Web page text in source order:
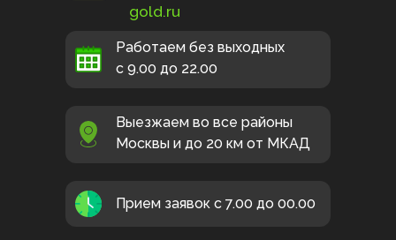
Работаем без выходных
с 9.00 до 22.00
Выезжаем во все районы
Москвы и до 20 км от МКАД
Прием заявок с 7.00 до 00.00
gold.ru